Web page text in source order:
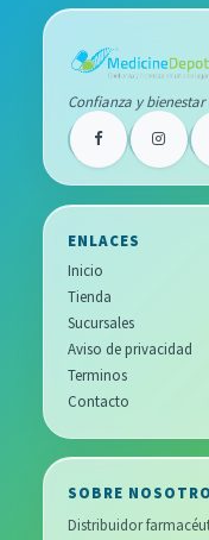
Confianza y
ENLACES
Inicio
Tienda
Sucursales
Aviso de privacidad
Terminos
Contacto
SOBRE
Distribuidor